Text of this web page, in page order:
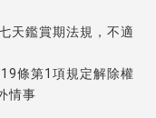
天鑑賞期法規，不適
條第1項規定解除權
情事